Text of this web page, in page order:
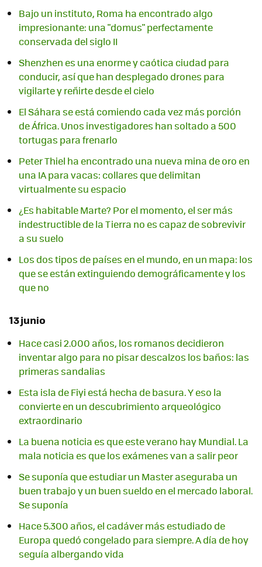
Bajo un instituto, Roma ha encontrado algo
impresionante: una "domus" perfectamente
conservada del siglo II
Shenzhen es una enorme y caótica ciudad para
conducir, así que han desplegado drones para
vigilarte y reñirte desde el cielo
El Sáhara se está comiendo cada vez más porción
de África. Unos investigadores han soltado a 500
tortugas para frenarlo
Peter Thiel ha encontrado una nueva mina de oro en
una IA para vacas: collares que delimitan
virtualmente su espacio
¿Es habitable Marte? Por el momento, el ser más
indestructible de la Tierra no es capaz de sobrevivir
a su suelo
Los dos tipos de países en el mundo, en un mapa: los
que se están extinguiendo demográficamente y los
que no
13 junio
Hace casi 2.000 años, los romanos decidieron
inventar algo para no pisar descalzos los baños: las
primeras sandalias
Esta isla de Fiyi está hecha de basura. Y eso la
convierte en un descubrimiento arqueológico
extraordinario
La buena noticia es que este verano hay Mundial. La
mala noticia es que los exámenes van a salir peor
Se suponía que estudiar un Master aseguraba un
buen trabajo y un buen sueldo en el mercado laboral.
Se suponía
Hace 5.300 años, el cadáver más estudiado de
Europa quedó congelado para siempre. A día de hoy
seguía albergando vida